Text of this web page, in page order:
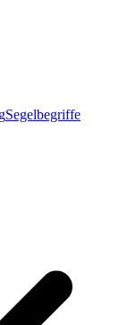
Segelbegriffe